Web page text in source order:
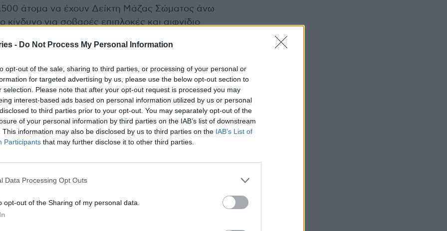
- Do Not Process My Personal Information
opt-out of the sale, sharing to third parties, or processing of your personal or
for targeted advertising by us, please use the below opt-out section to
selection. Please note that after your opt-out request is processed you may
interest-based ads based on personal information utilized by us or personal
to third parties prior to your opt-out. You may separately opt-out of the
of your personal information by third parties on the IAB’s list of downstream
This information may also be disclosed by us to third parties on the IAB’s List of
Participants that may further disclose it to other third parties.
Data Processing Opt Outs
opt-out of the Sharing of my personal data.
άτομα να έχουν Δείκτη Μάζας Σώματος άνω
για σοβαρές επιπλοκές και αιφνίδιο
στο σπίτι. Η κυβέρνηση οφείλει να
άνθρωπος έχει μία ζωή και πρέπει να του
σημείωσε χαρακτηριστικά.
στη Χίο
μετανάστες στη Χίο, η Αναπληρώτρια
διάσταση του Μεταναστευτικού. Όπως
εθνικές παραμέτρους, δεν πρέπει να
ότι η απώλεια της ενσυναίσθησης
«Ας σκεφτούμε τι σημαίνει να χάνει
στην άλλη άκρη της γης», τόνισε.
ανθρώπινα δικαιώματα
τοποθετήσεις του προέδρου της «ΝΙΚΗΣ»,